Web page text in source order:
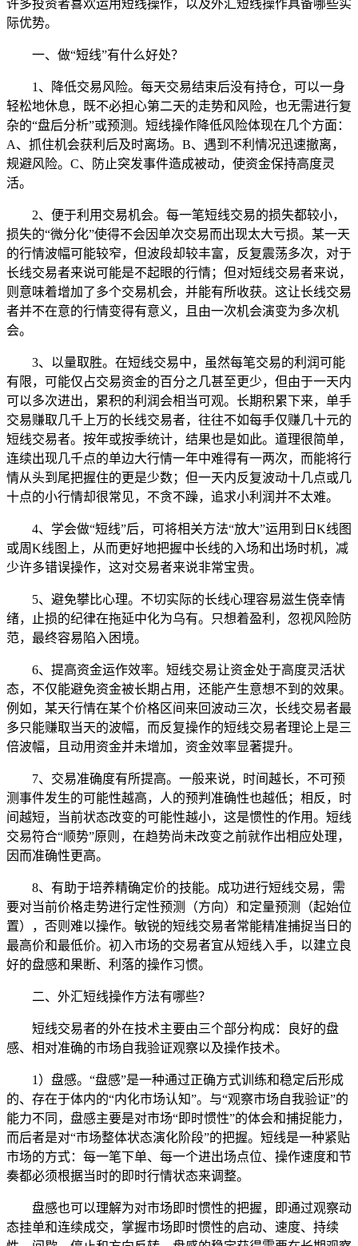
许多投资者喜欢运用短线操作，以及外汇短线操作具备哪些实
际优势。
一、做“短线”有什么好处？
1、降低交易风险。每天交易结束后没有持仓，可以一身
轻松地休息，既不必担心第二天的走势和风险，也无需进行复
杂的“盘后分析”或预测。短线操作降低风险体现在几个方面：
A、抓住机会获利后及时离场。B、遇到不利情况迅速撤离，
规避风险。C、防止突发事件造成被动，使资金保持高度灵
活。
2、便于利用交易机会。每一笔短线交易的损失都较小，
损失的“微分化”使得不会因单次交易而出现太大亏损。某一天
的行情波幅可能较窄，但波段却较丰富，反复震荡多次，对于
长线交易者来说可能是不起眼的行情；但对短线交易者来说，
则意味着增加了多个交易机会，并能有所收获。这让长线交易
者并不在意的行情变得有意义，且由一次机会演变为多次机
会。
3、以量取胜。在短线交易中，虽然每笔交易的利润可能
有限，可能仅占交易资金的百分之几甚至更少，但由于一天内
可以多次进出，累积的利润会相当可观。长期积累下来，单手
交易赚取几千上万的长线交易者，往往不如每手仅赚几十元的
短线交易者。按年或按季统计，结果也是如此。道理很简单，
连续出现几千点的单边大行情一年中难得有一两次，而能将行
情从头到尾把握住的更是少数；但一天内反复波动十几点或几
十点的小行情却很常见，不贪不躁，追求小利润并不太难。
4、学会做“短线”后，可将相关方法“放大”运用到日K线图
或周K线图上，从而更好地把握中长线的入场和出场时机，减
少许多错误操作，这对交易者来说非常宝贵。
5、避免攀比心理。不切实际的长线心理容易滋生侥幸情
绪，止损的纪律在拖延中化为乌有。只想着盈利，忽视风险防
范，最终容易陷入困境。
6、提高资金运作效率。短线交易让资金处于高度灵活状
态，不仅能避免资金被长期占用，还能产生意想不到的效果。
例如，某天行情在某个价格区间来回波动三次，长线交易者最
多只能赚取当天的波幅，而反复操作的短线交易者理论上是三
倍波幅，且动用资金并未增加，资金效率显著提升。
7、交易准确度有所提高。一般来说，时间越长，不可预
测事件发生的可能性越高，人的预判准确性也越低；相反，时
间越短，当前状态改变的可能性越小，这是惯性的作用。短线
交易符合“顺势”原则，在趋势尚未改变之前就作出相应处理，
因而准确性更高。
8、有助于培养精确定价的技能。成功进行短线交易，需
要对当前价格走势进行定性预测（方向）和定量预测（起始位
置），否则难以操作。敏锐的短线交易者常能精准捕捉当日的
最高价和最低价。初入市场的交易者宜从短线入手，以建立良
好的盘感和果断、利落的操作习惯。
二、外汇短线操作方法有哪些？
短线交易者的外在技术主要由三个部分构成：良好的盘
感、相对准确的市场自我验证观察以及操作技术。
1）盘感。“盘感”是一种通过正确方式训练和稳定后形成
的、存在于体内的“内化市场认知”。与“观察市场自我验证”的
能力不同，盘感主要是对市场“即时惯性”的体会和捕捉能力，
而后者是对“市场整体状态演化阶段”的把握。短线是一种紧贴
市场的方式：每一笔下单、每一个进出场点位、操作速度和节
奏都必须根据当时的即时行情状态来调整。
盘感也可以理解为对市场即时惯性的把握，即通过观察动
态挂单和连续成交，掌握市场即时惯性的启动、速度、持续